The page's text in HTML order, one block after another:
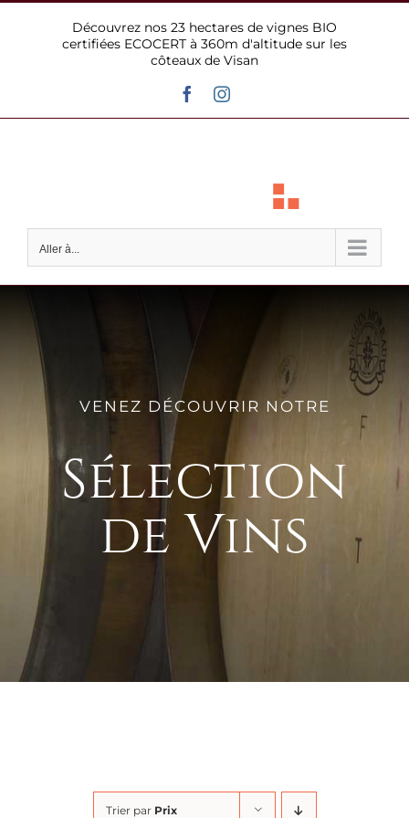
Découvrez nos 23 hectares de vignes BIO
certifiées ECOCERT à 360m d'altitude sur les
côteaux de Visan
FacebookInstagram
Aller à...
VENEZ DÉCOUVRIR NOTRE
Sélection
de Vins
Trier par Prix